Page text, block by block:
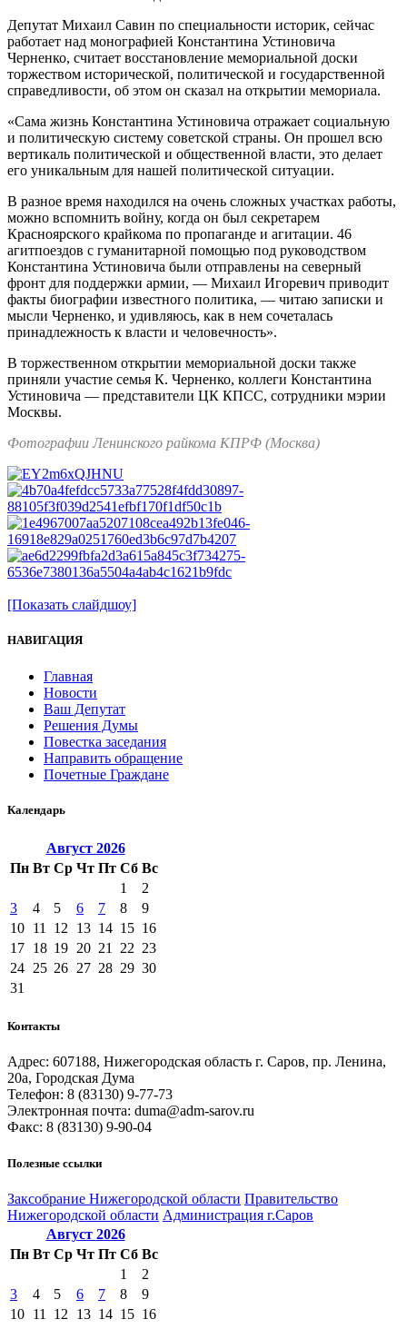
Депутат Михаил Савин по специальности историк, сейчас
работает над монографией Константина Устиновича
Черненко, считает восстановление мемориальной доски
торжеством исторической, политической и государственной
справедливости, об этом он сказал на открытии мемориала.
«Сама жизнь Константина Устиновича отражает социальную
и политическую систему советской страны. Он прошел всю
вертикаль политической и общественной власти, это делает
его уникальным для нашей политической ситуации.
В разное время находился на очень сложных участках работы,
можно вспомнить войну, когда он был секретарем
Красноярского крайкома по пропаганде и агитации. 46
агитпоездов с гуманитарной помощью под руководством
Константина Устиновича были отправлены на северный
фронт для поддержки армии, — Михаил Игоревич приводит
факты биографии известного политика, — читаю записки и
мысли Черненко, и удивляюсь, как в нем сочеталась
принадлежность к власти и человечность».
В торжественном открытии мемориальной доски также
приняли участие семья К. Черненко, коллеги Константина
Устиновича — представители ЦК КПСС, сотрудники мэрии
Москвы.
Фотографии Ленинского райкома КПРФ (Москва)
[Показать слайдшоу]
НАВИГАЦИЯ
Главная
Новости
Ваш Депутат
Решения Думы
Повестка заседания
Направить обращение
Почетные Граждане
Календарь
Август 2026
Пн Вт Ср Чт Пт Сб Вс
1
2
3
4 5 6 7 8
9
10 11 12 13 14 15 16
17 18 19 20 21 22 23
24 25 26 27 28 29 30
31
Контакты
Адрес: 607188, Нижегородская область г. Саров, пр. Ленина,
20а, Городская Дума
Телефон: 8 (83130) 9-77-73
Электронная почта: duma@adm-sarov.ru
Факс: 8 (83130) 9-90-04
Полезные ссылки
Закcобрание Нижегородской области Правительство
Нижегородской области Администрация г.Саров
Август 2026
Пн Вт Ср Чт Пт Сб Вс
1
2
3
4 5 6 7 8
9
10 11 12 13 14 15 16